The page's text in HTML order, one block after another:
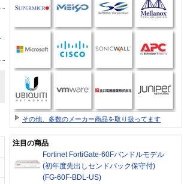
その他、多数のメーカー商品を取り扱ってます
注目の商品
Fortinet FortiGate-60Fバンドルモデル
(初年度先出しセンドバック保守付)
(FG-60F-BDL-US)